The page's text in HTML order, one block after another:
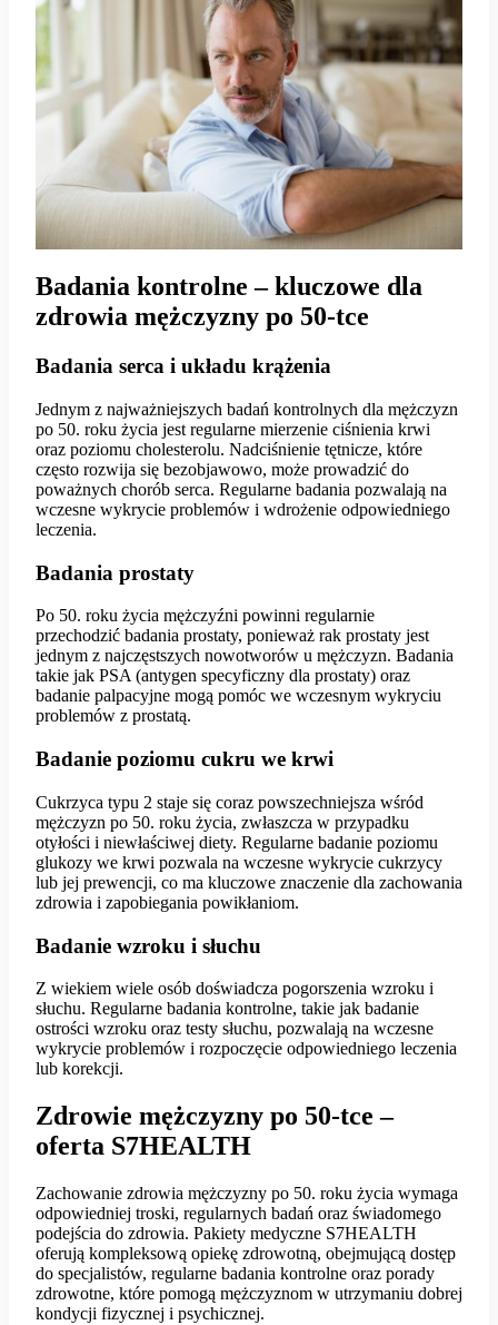
Badania kontrolne – kluczowe dla
zdrowia mężczyzny po 50-tce
Badania serca i układu krążenia
Jednym z najważniejszych badań kontrolnych dla mężczyzn
po 50. roku życia jest regularne mierzenie ciśnienia krwi
oraz poziomu cholesterolu. Nadciśnienie tętnicze, które
często rozwija się bezobjawowo, może prowadzić do
poważnych chorób serca. Regularne badania pozwalają na
wczesne wykrycie problemów i wdrożenie odpowiedniego
leczenia.
Badania prostaty
Po 50. roku życia mężczyźni powinni regularnie
przechodzić badania prostaty, ponieważ rak prostaty jest
jednym z najczęstszych nowotworów u mężczyzn. Badania
takie jak PSA (antygen specyficzny dla prostaty) oraz
badanie palpacyjne mogą pomóc we wczesnym wykryciu
problemów z prostatą.
Badanie poziomu cukru we krwi
Cukrzyca typu 2 staje się coraz powszechniejsza wśród
mężczyzn po 50. roku życia, zwłaszcza w przypadku
otyłości i niewłaściwej diety. Regularne badanie poziomu
glukozy we krwi pozwala na wczesne wykrycie cukrzycy
lub jej prewencji, co ma kluczowe znaczenie dla zachowania
zdrowia i zapobiegania powikłaniom.
Badanie wzroku i słuchu
Z wiekiem wiele osób doświadcza pogorszenia wzroku i
słuchu. Regularne badania kontrolne, takie jak badanie
ostrości wzroku oraz testy słuchu, pozwalają na wczesne
wykrycie problemów i rozpoczęcie odpowiedniego leczenia
lub korekcji.
Zdrowie mężczyzny po 50-tce –
oferta S7HEALTH
Zachowanie zdrowia mężczyzny po 50. roku życia wymaga
odpowiedniej troski, regularnych badań oraz świadomego
podejścia do zdrowia. Pakiety medyczne S7HEALTH
oferują kompleksową opiekę zdrowotną, obejmującą dostęp
do specjalistów, regularne badania kontrolne oraz porady
zdrowotne, które pomogą mężczyznom w utrzymaniu dobrej
kondycji fizycznej i psychicznej.